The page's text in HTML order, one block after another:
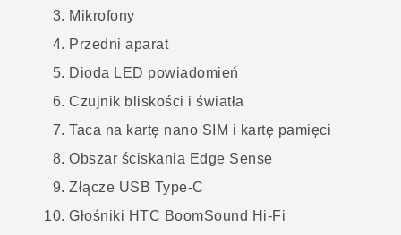
Mikrofony
Przedni aparat
Dioda LED powiadomień
Czujnik bliskości i światła
Taca na kartę nano SIM i kartę pamięci
Obszar ściskania Edge Sense
Złącze USB Type-C
Głośniki HTC BoomSound Hi-Fi